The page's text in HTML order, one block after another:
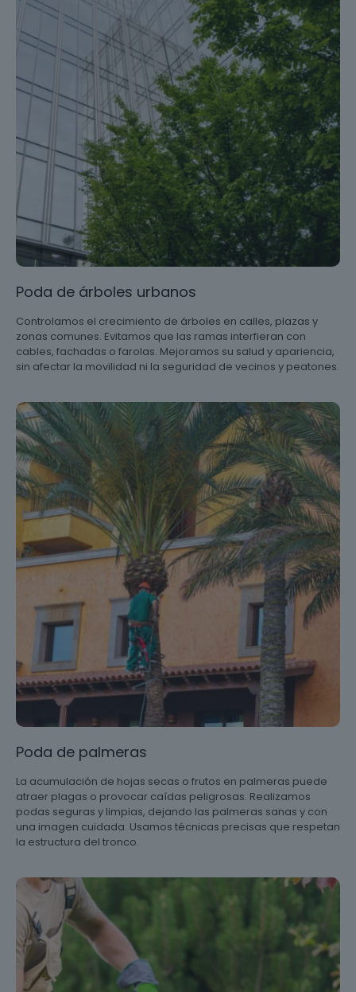
Poda de árboles urbanos
Controlamos el crecimiento de árboles en calles, plazas y
zonas comunes. Evitamos que las ramas interfieran con
cables, fachadas o farolas. Mejoramos su salud y apariencia,
sin afectar la movilidad ni la seguridad de vecinos y peatones.
Poda de palmeras
La acumulación de hojas secas o frutos en palmeras puede
atraer plagas o provocar caídas peligrosas. Realizamos
podas seguras y limpias, dejando las palmeras sanas y con
una imagen cuidada. Usamos técnicas precisas que respetan
la estructura del tronco.